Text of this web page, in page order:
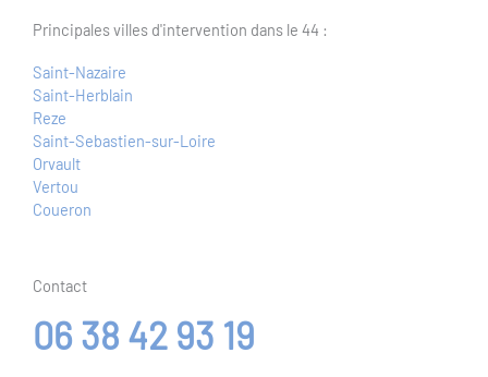
Principales villes d'intervention dans le 44 :
Saint-Nazaire
Saint-Herblain
Reze
Saint-Sebastien-sur-Loire
Orvault
Vertou
Coueron
Contact
06 38 42 93 19